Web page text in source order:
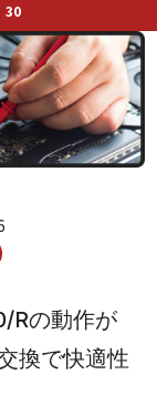
30
Rの動作が
換で快適性